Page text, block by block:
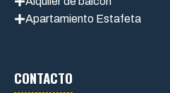
Apartamiento Estafeta
CONTACTO